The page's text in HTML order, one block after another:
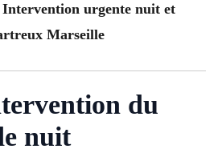
Intervention urgente nuit et
Marseille
du
nuit